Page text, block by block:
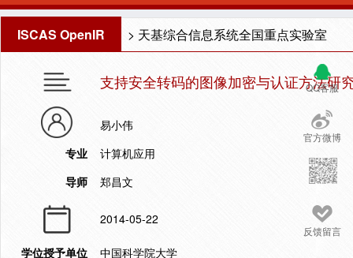
ISCAS OpenIR > 天基综合信息系统全国重点实验室
QQ客服
官方微博
反馈留言
支持安全转码的图像加密与认证方法研
易小伟
专业
计算机应用
导师
郑昌文
2014-05-22
学位授予单位
中国科学院大学